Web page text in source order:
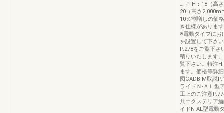
… 〃-H：18（高
20（高さ
10％割増しの価
き仕様がありま
※電動タイプにお
を設置して下さ
P.278をご覧下さ
積りいたします
覧下さい。特注
ます。価格等詳
図CADBIM取説
ライドＮ-ＡＬ型
工上のご注意
共エクステリア
イドN-AL型電動